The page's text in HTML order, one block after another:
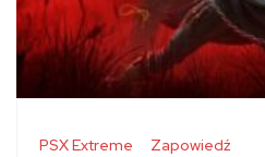
PSX Extreme Zapowiedź